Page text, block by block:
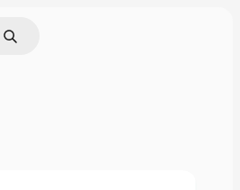
per immagine
Ricerca